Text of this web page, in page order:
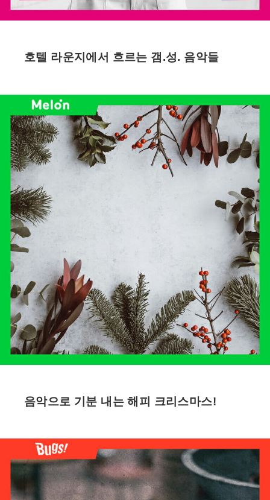
호텔 라운지에서 흐르는 갬.성. 음악들
음악으로 기분 내는 해피 크리스마스!